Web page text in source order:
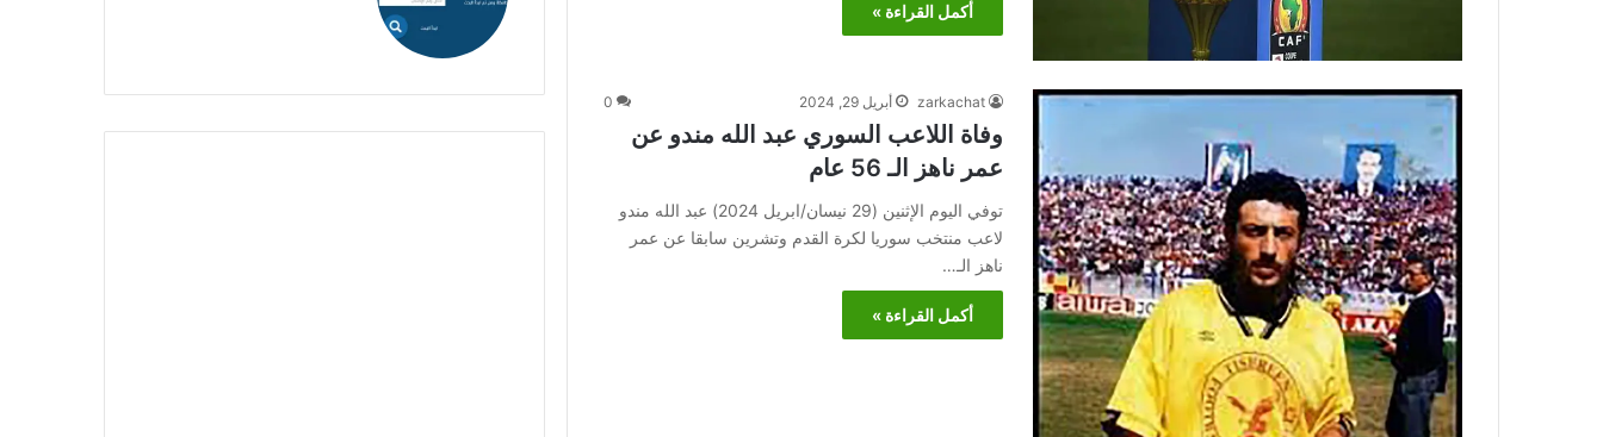
أكمل القراءة »
zarkachat أبريل 29, 2024 0
وفاة اللاعب السوري عبد الله مندو عن
عمر ناهز الـ 56 عام
توفي اليوم الإثنين (29 نيسان/ابريل 2024) عبد الله مندو
لاعب منتخب سوريا لكرة القدم وتشرين سابقا عن عمر
ناهز الـ…
أكمل القراءة »